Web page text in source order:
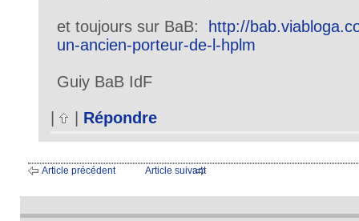
et toujours sur BaB:
http://
un-ancien-porteur-de-l-hplm
Guiy BaB IdF
| | Répondre
Article précédent Article suivant